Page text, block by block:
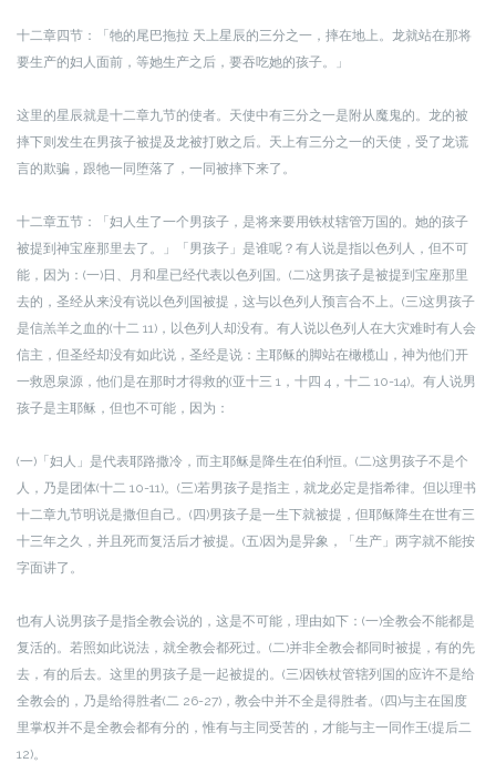
十二章四节：「牠的尾巴拖拉 天上星辰的三分之一，摔在地上。龙就站在那将
要生产的妇人面前，等她生产之后，要吞吃她的孩子。」
这里的星辰就是十二章九节的使者。天使中有三分之一是附从魔鬼的。龙的被
摔下则发生在男孩子被提及龙被打败之后。天上有三分之一的天使，受了龙谎
言的欺骗，跟牠一同堕落了，一同被摔下来了。
十二章五节：「妇人生了一个男孩子，是将来要用铁杖辖管万国的。她的孩子
被提到神宝座那里去了。」
「男孩子」是谁呢？有人说是指以色列人，但不可
能，因为： (一)日、月和星已经代表以色列国。 (二)这男孩子是被提到宝座那里
去的，圣经从来没有说以色列国被提，这与以色列人预言合不上。 (三)这男孩子
是信羔羊之血的(十二 11)，以色列人却没有。有人说以色列人在大灾难时有人会
信主，但圣经却没有如此说，圣经是说：主耶稣的脚站在橄榄山，神为他们开
一救恩泉源，他们是在那时才得救的(亚十三 1，十四 4，十二 10-14)。有人说男
孩子是主耶稣，但也不可能，因为：
(一)「妇人」是代表耶路撒冷，而主耶稣是降生在伯利恒。 (二)这男孩子不是个
人，乃是团体(十二 10-11)。 (三)若男孩子是指主，就龙必定是指希律。但以理书
十二章九节明说是撒但自己。 (四)男孩子是一生下就被提，但耶稣降生在世有三
十三年之久，并且死而复活后才被提。 (五)因为是异象，「生产」两字就不能按
字面讲了。
也有人说男孩子是指全教会说的，这是不可能，理由如下： (一)全教会不能都是
复活的。若照如此说法，就全教会都死过。 (二)并非全教会都同时被提，有的先
去，有的后去。这里的男孩子是一起被提的。 (三)因铁杖管辖列国的应许不是给
全教会的，乃是给得胜者(二 26-27)，教会中并不全是得胜者。 (四)与主在国度
里掌权并不是全教会都有分的，惟有与主同受苦的，才能与主一同作王(提后二
12)。